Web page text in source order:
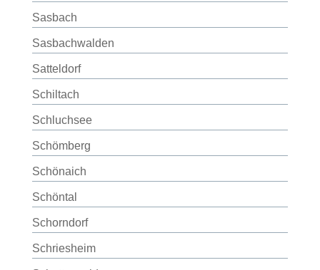
Sasbach
Sasbachwalden
Satteldorf
Schiltach
Schluchsee
Schömberg
Schönaich
Schöntal
Schorndorf
Schriesheim